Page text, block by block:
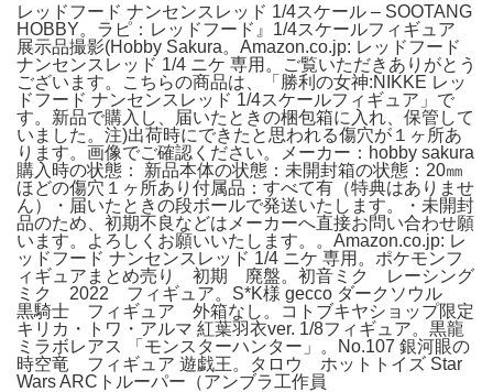
レッドフード ナンセンスレッド 1/4スケール – SOOTANG
HOBBY。ラピ：レッドフード』1/4スケールフィギュア
展示品撮影(Hobby Sakura。Amazon.co.jp: レッドフード
ナンセンスレッド 1/4 ニケ 専用。ご覧いただきありがとう
ございます。こちらの商品は、「勝利の女神:NIKKE レッ
ドフード ナンセンスレッド 1/4スケールフィギュア」で
す。新品で購入し、届いたときの梱包箱に入れ、保管して
いました。注)出荷時にできたと思われる傷穴が１ヶ所あ
ります。画像でご確認ください。メーカー：hobby sakura
購入時の状態： 新品本体の状態：未開封箱の状態：20㎜
ほどの傷穴１ヶ所あり付属品：すべて有（特典はありませ
ん）・届いたときの段ボールで発送いたします。・未開封
品のため、初期不良などはメーカーへ直接お問い合わせ願
います。よろしくお願いいたします。。Amazon.co.jp: レ
ッドフード ナンセンスレッド 1/4 ニケ 専用。ポケモンフ
ィギュアまとめ売り 初期 廃盤。初音ミク レーシング
ミク 2022 フィギュア。S*K様 gecco ダークソウル
黒騎士 フィギュア 外箱なし。コトブキヤショップ限定
キリカ・トワ・アルマ 紅葉羽衣ver. 1/8フィギュア。黒龍
ミラボレアス 「モンスターハンター」。No.107 銀河眼の
時空竜 フィギュア 遊戯王。タロウ ホットトイズ Star
Wars ARCトルーパー（アンブラ工作員